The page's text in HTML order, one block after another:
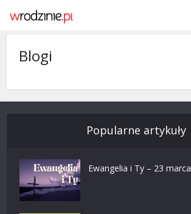
Blogi
Popularne artykuły
Ewangelia i Ty – 23 marca